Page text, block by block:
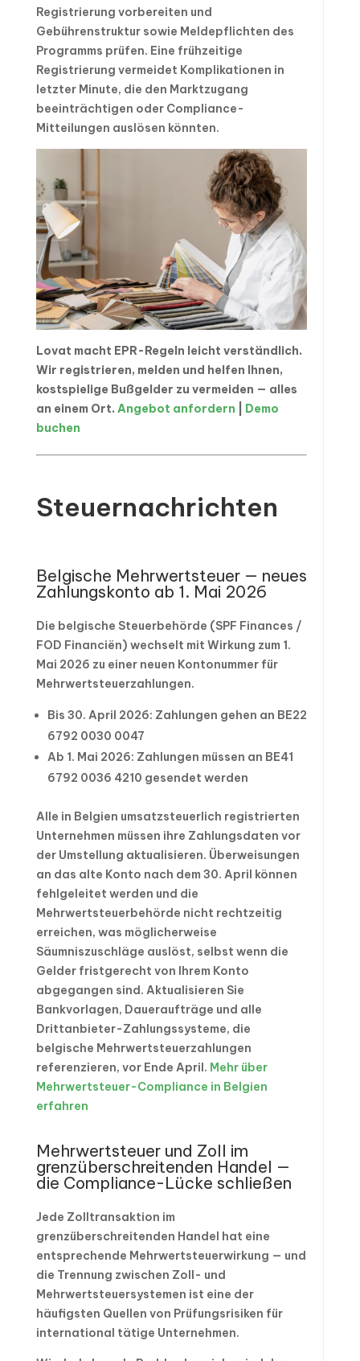
Registrierung vorbereiten und
Gebührenstruktur sowie Meldepflichten des
Programms prüfen. Eine frühzeitige
Registrierung vermeidet Komplikationen in
letzter Minute, die den Marktzugang
beeinträchtigen oder Compliance-
Mitteilungen auslösen könnten.
Lovat macht EPR-Regeln leicht verständlich.
Wir registrieren, melden und helfen Ihnen,
kostspielige Bußgelder zu vermeiden — alles
an einem Ort. Angebot anfordern
Demo
buchen
Steuernachrichten
Belgische Mehrwertsteuer — neues
Zahlungskonto ab 1. Mai 2026
Die belgische Steuerbehörde (SPF Finances /
FOD Financiën) wechselt mit Wirkung zum 1.
Mai 2026 zu einer neuen Kontonummer für
Mehrwertsteuerzahlungen.
Bis 30. April 2026: Zahlungen gehen an BE22
6792 0030 0047
Ab 1. Mai 2026: Zahlungen müssen an BE41
6792 0036 4210 gesendet werden
Alle in Belgien umsatzsteuerlich registrierten
Unternehmen müssen ihre Zahlungsdaten vor
der Umstellung aktualisieren. Überweisungen
an das alte Konto nach dem 30. April können
fehlgeleitet werden und die
Mehrwertsteuerbehörde nicht rechtzeitig
erreichen, was möglicherweise
Säumniszuschläge auslöst, selbst wenn die
Gelder fristgerecht von Ihrem Konto
abgegangen sind. Aktualisieren Sie
Bankvorlagen, Daueraufträge und alle
Drittanbieter-Zahlungssysteme, die
belgische Mehrwertsteuerzahlungen
referenzieren, vor Ende April. Mehr über
Mehrwertsteuer-Compliance in Belgien
erfahren
Mehrwertsteuer und Zoll im
grenzüberschreitenden Handel —
die Compliance-Lücke schließen
Jede Zolltransaktion im
grenzüberschreitenden Handel hat eine
entsprechende Mehrwertsteuerwirkung — und
die Trennung zwischen Zoll- und
Mehrwertsteuersystemen ist eine der
häufigsten Quellen von Prüfungsrisiken für
international tätige Unternehmen.